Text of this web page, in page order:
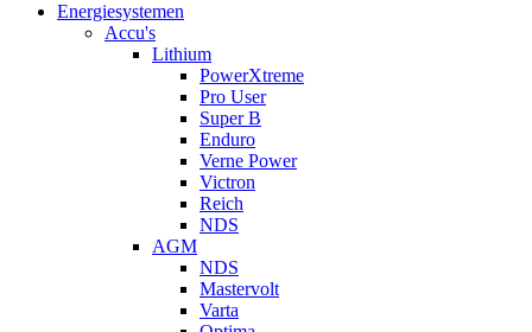
Energiesystemen
Accu's
Lithium
PowerXtreme
Pro User
Super B
Enduro
Verne Power
Victron
Reich
NDS
AGM
NDS
Mastervolt
Varta